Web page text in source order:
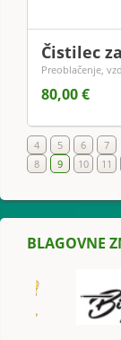
Čistilec
Preoblačenje,
80,00 €
4 5 6
7
8
9 10 11
BLAGOVNE